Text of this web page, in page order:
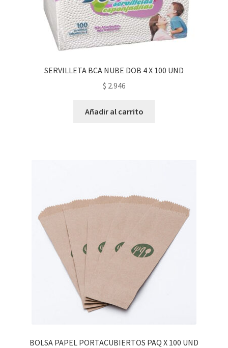
SERVILLETA BCA NUBE DOB 4 X 100 UND
$ 2.946
Añadir al carrito
BOLSA PAPEL PORTACUBIERTOS PAQ X 100 UND